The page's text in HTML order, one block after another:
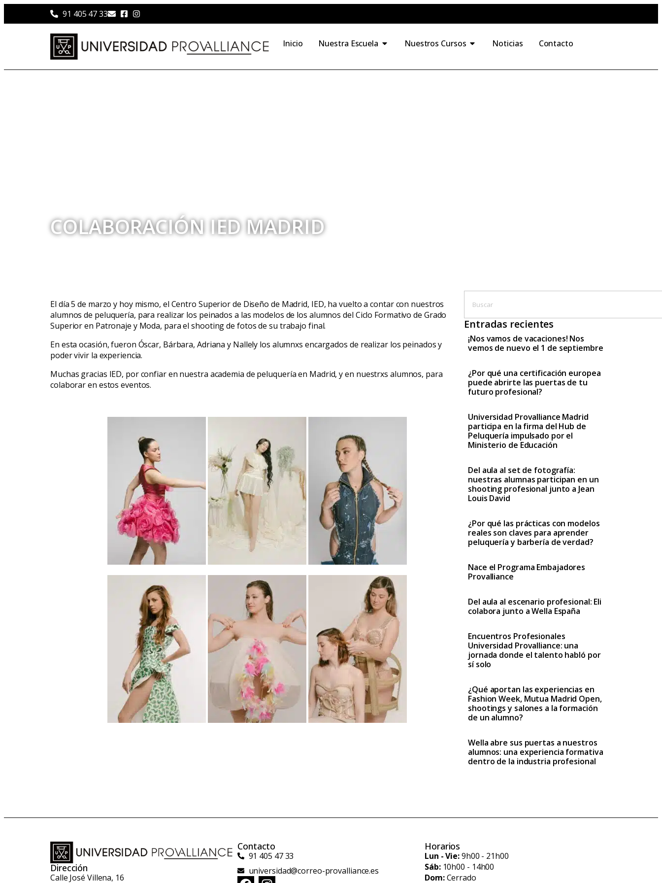
91 405 47 33
Inicio Nuestra Escuela Nuestros Cursos Noticias Contacto
COLABORACIÓN IED MADRID
El día 5 de marzo y hoy mismo, el Centro Superior de Diseño de Madrid, IED, ha vuelto a contar con nuestros
alumnos de peluquería, para realizar los peinados a las modelos de los alumnos del Ciclo Formativo de Grado
Superior en Patronaje y Moda, para el shooting de fotos de su trabajo final.
En esta ocasión, fueron Óscar, Bárbara, Adriana y Nallely los alumnxs encargados de realizar los peinados y
poder vivir la experiencia.
Muchas gracias IED, por confiar en nuestra academia de peluquería en Madrid, y en nuestrxs alumnos, para
colaborar en estos eventos.
Entradas recientes
¡Nos vamos de vacaciones! Nos
vemos de nuevo el 1 de septiembre
¿Por qué una certificación europea
puede abrirte las puertas de tu
futuro profesional?
Universidad Provalliance Madrid
participa en la firma del Hub de
Peluquería impulsado por el
Ministerio de Educación
Del aula al set de fotografía:
nuestras alumnas participan en un
shooting profesional junto a Jean
Louis David
¿Por qué las prácticas con modelos
reales son claves para aprender
peluquería y barbería de verdad?
Nace el Programa Embajadores
Provalliance
Del aula al escenario profesional: Eli
colabora junto a Wella España
Encuentros Profesionales
Universidad Provalliance: una
jornada donde el talento habló por
sí solo
¿Qué aportan las experiencias en
Fashion Week, Mutua Madrid Open,
shootings y salones a la formación
de un alumno?
Wella abre sus puertas a nuestros
alumnos: una experiencia formativa
dentro de la industria profesional
Dirección
Calle José Villena, 16
Contacto
91 405 47 33
universidad@correo-provalliance.es
Horarios
Lun - Vie:9h00 - 21h00
Sáb:10h00 - 14h00
Dom:Cerrado